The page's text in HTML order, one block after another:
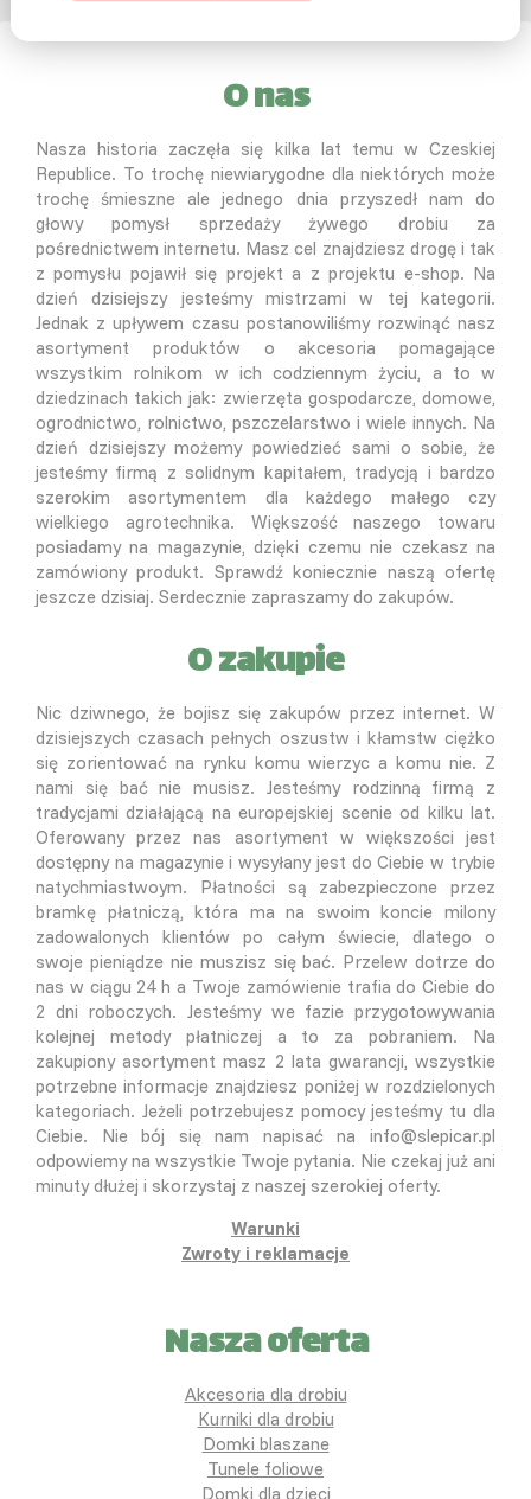
O nas
Nasza historia zaczęła się kilka lat temu w Czeskiej
Republice. To trochę niewiarygodne dla niektórych może
trochę śmieszne ale jednego dnia przyszedł nam do
głowy pomysł sprzedaży żywego drobiu za
pośrednictwem internetu. Masz cel znajdziesz drogę i tak
z pomysłu pojawił się projekt a z projektu e-shop. Na
dzień dzisiejszy jesteśmy mistrzami w tej kategorii.
Jednak z upływem czasu postanowiliśmy rozwinąć nasz
asortyment produktów o akcesoria pomagające
wszystkim rolnikom w ich codziennym życiu, a to w
dziedzinach takich jak: zwierzęta gospodarcze, domowe,
ogrodnictwo, rolnictwo, pszczelarstwo i wiele innych. Na
dzień dzisiejszy możemy powiedzieć sami o sobie, że
jesteśmy firmą z solidnym kapitałem, tradycją i bardzo
szerokim asortymentem dla każdego małego czy
wielkiego agrotechnika. Większość naszego towaru
posiadamy na magazynie, dzięki czemu nie czekasz na
zamówiony produkt. Sprawdź koniecznie naszą ofertę
jeszcze dzisiaj. Serdecznie zapraszamy do zakupów.
O zakupie
Nic dziwnego, że bojisz się zakupów przez internet. W
dzisiejszych czasach pełnych oszustw i kłamstw ciężko
się zorientować na rynku komu wierzyc a komu nie. Z
nami się bać nie musisz. Jesteśmy rodzinną firmą z
tradycjami działającą na europejskiej scenie od kilku lat.
Oferowany przez nas asortyment w większości jest
dostępny na magazynie i wysyłany jest do Ciebie w trybie
natychmiastwoym. Płatności są zabezpieczone przez
bramkę płatniczą, która ma na swoim koncie milony
zadowalonych klientów po całym świecie, dlatego o
swoje pieniądze nie muszisz się bać. Przelew dotrze do
nas w ciągu 24 h a Twoje zamówienie trafia do Ciebie do
2 dni roboczych. Jesteśmy we fazie przygotowywania
kolejnej metody płatniczej a to za pobraniem. Na
zakupiony asortyment masz 2 lata gwarancji, wszystkie
potrzebne informacje znajdziesz poniżej w rozdzielonych
kategoriach. Jeżeli potrzebujesz pomocy jesteśmy tu dla
Ciebie. Nie bój się nam napisać na info@slepicar.pl
odpowiemy na wszystkie Twoje pytania. Nie czekaj już ani
minuty dłużej i skorzystaj z naszej szerokiej oferty.
Warunki
Zwroty i reklamacje
Nasza oferta
Akcesoria dla drobiu
Kurniki dla drobiu
Domki blaszane
Tunele foliowe
Domki dla dzieci